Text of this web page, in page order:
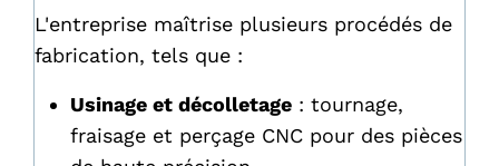
L'entreprise maîtrise plusieurs procédés de
fabrication, tels que :
Usinage et décolletage : tournage,
fraisage et perçage CNC pour des pièces